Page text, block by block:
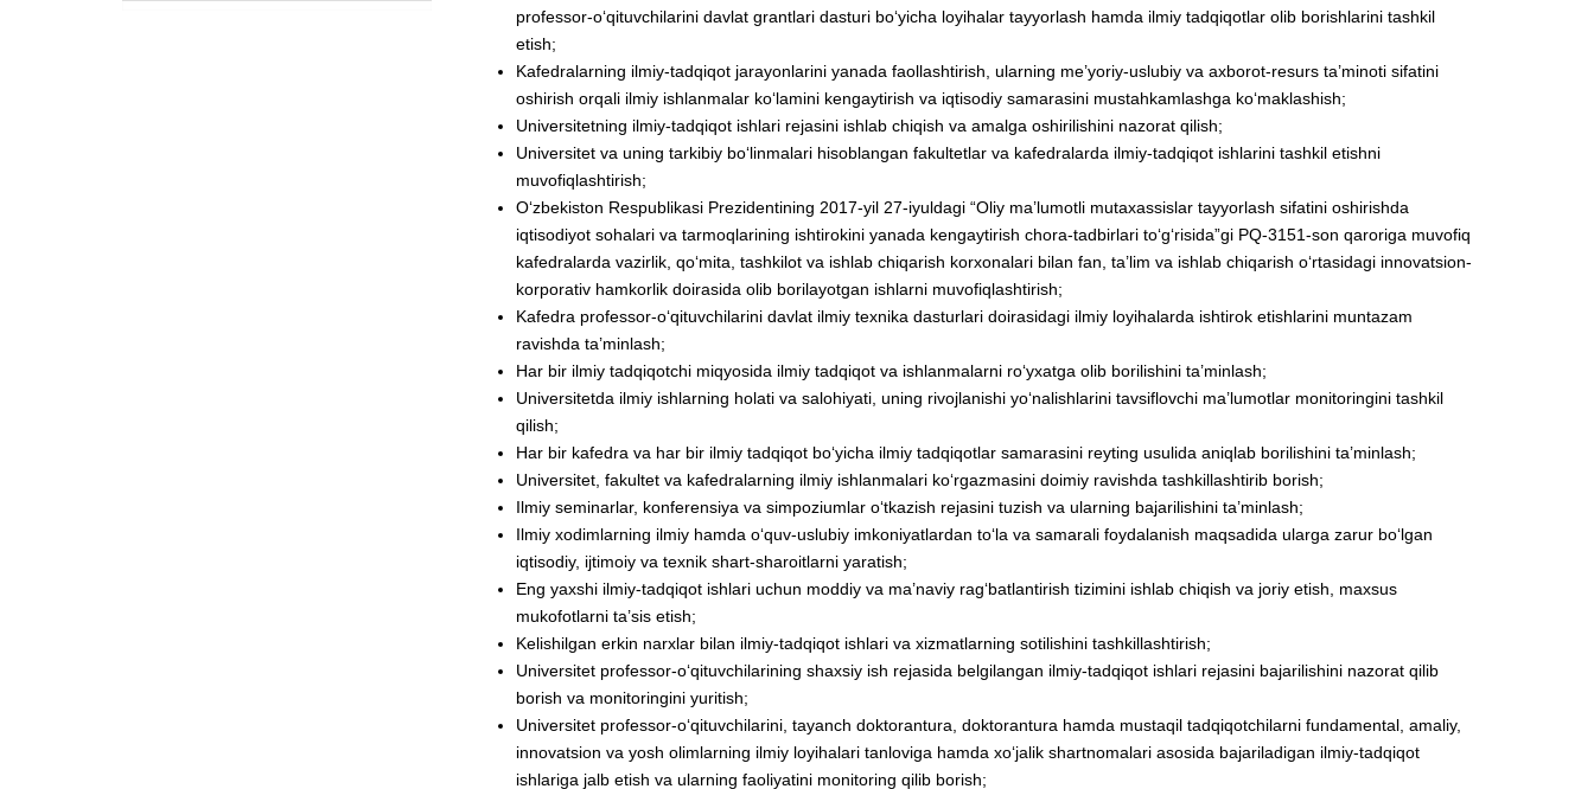
professor-o‘qituvchilarini davlat grantlari dasturi bo‘yicha loyihalar tayyorlash hamda ilmiy tadqiqotlar olib borishlarini tashkil
etish;
Kafedralarning ilmiy-tadqiqot jarayonlarini yanada faollashtirish, ularning me’yoriy-uslubiy va axborot-resurs ta’minoti sifatini
oshirish orqali ilmiy ishlanmalar ko‘lamini kengaytirish va iqtisodiy samarasini mustahkamlashga ko‘maklashish;
Universitetning ilmiy-tadqiqot ishlari rejasini ishlab chiqish va amalga oshirilishini nazorat qilish;
Universitet va uning tarkibiy bo‘linmalari hisoblangan fakultetlar va kafedralarda ilmiy-tadqiqot ishlarini tashkil etishni
muvofiqlashtirish;
O‘zbekiston Respublikasi Prezidentining 2017-yil 27-iyuldagi “Oliy ma’lumotli mutaxassislar tayyorlash sifatini oshirishda
iqtisodiyot sohalari va tarmoqlarining ishtirokini yanada kengaytirish chora-tadbirlari to‘g‘risida”gi PQ-3151-son qaroriga muvofiq
kafedralarda vazirlik, qo‘mita, tashkilot va ishlab chiqarish korxonalari bilan fan, ta’lim va ishlab chiqarish o‘rtasidagi innovatsion-
korporativ hamkorlik doirasida olib borilayotgan ishlarni muvofiqlashtirish;
Kafedra professor-o‘qituvchilarini davlat ilmiy texnika dasturlari doirasidagi ilmiy loyihalarda ishtirok etishlarini muntazam
ravishda ta’minlash;
Har bir ilmiy tadqiqotchi miqyosida ilmiy tadqiqot va ishlanmalarni ro‘yxatga olib borilishini ta’minlash;
Universitetda ilmiy ishlarning holati va salohiyati, uning rivojlanishi yo‘nalishlarini tavsiflovchi ma’lumotlar monitoringini tashkil
qilish;
Har bir kafedra va har bir ilmiy tadqiqot bo‘yicha ilmiy tadqiqotlar samarasini reyting usulida aniqlab borilishini ta’minlash;
Universitet, fakultet va kafedralarning ilmiy ishlanmalari ko‘rgazmasini doimiy ravishda tashkillashtirib borish;
Ilmiy seminarlar, konferensiya va simpoziumlar o‘tkazish rejasini tuzish va ularning bajarilishini ta’minlash;
Ilmiy xodimlarning ilmiy hamda o‘quv-uslubiy imkoniyatlardan to‘la va samarali foydalanish maqsadida ularga zarur bo‘lgan
iqtisodiy, ijtimoiy va texnik shart-sharoitlarni yaratish;
Eng yaxshi ilmiy-tadqiqot ishlari uchun moddiy va ma’naviy rag‘batlantirish tizimini ishlab chiqish va joriy etish, maxsus
mukofotlarni ta’sis etish;
Kelishilgan erkin narxlar bilan ilmiy-tadqiqot ishlari va xizmatlarning sotilishini tashkillashtirish;
Universitet professor-o‘qituvchilarining shaxsiy ish rejasida belgilangan ilmiy-tadqiqot ishlari rejasini bajarilishini nazorat qilib
borish va monitoringini yuritish;
Universitet professor-o‘qituvchilarini, tayanch doktorantura, doktorantura hamda mustaqil tadqiqotchilarni fundamental, amaliy,
innovatsion va yosh olimlarning ilmiy loyihalari tanloviga hamda xo‘jalik shartnomalari asosida bajariladigan ilmiy-tadqiqot
ishlariga jalb etish va ularning faoliyatini monitoring qilib borish;